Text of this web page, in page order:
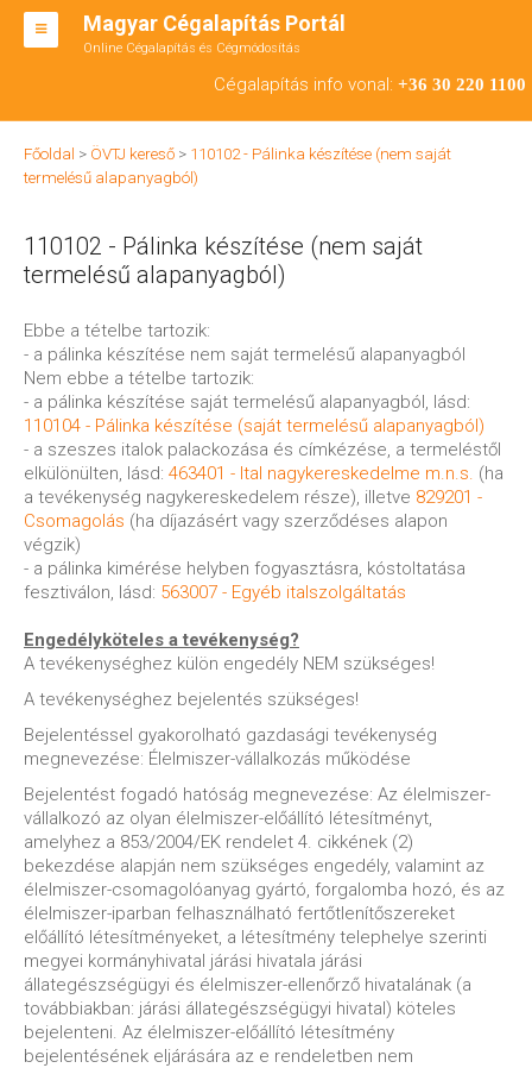
Magyar Cégalapítás Portál
Online Cégalapítás és Cégmódosítás
Cégalapítás info vonal: +36 30 220 1100
BT ALAPÍTÁS
RT ALAPÍTÁS
ÁTALAKULÁS
ENGEDÉLYKÖTELES
KAPCSOLAT
IRODÁK
Főoldal > ÖVTJ kereső > 110102 - Pálinka készítése (nem saját
termelésű alapanyagból)
110102 - Pálinka készítése (nem saját
termelésű alapanyagból)
Ebbe a tételbe tartozik:
- a pálinka készítése nem saját termelésű alapanyagból
Nem ebbe a tételbe tartozik:
- a pálinka készítése saját termelésű alapanyagból, lásd:
110104 - Pálinka készítése (saját termelésű alapanyagból)
- a szeszes italok palackozása és címkézése, a termeléstől
elkülönülten, lásd: 463401 - Ital nagykereskedelme m.n.s. (ha
a tevékenység nagykereskedelem része), illetve 829201 -
Csomagolás (ha díjazásért vagy szerződéses alapon
végzik)
- a pálinka kimérése helyben fogyasztásra, kóstoltatása
fesztiválon, lásd: 563007 - Egyéb italszolgáltatás
Engedélyköteles a tevékenység?
A tevékenységhez külön engedély NEM szükséges!
A tevékenységhez bejelentés szükséges!
Bejelentéssel gyakorolható gazdasági tevékenység
megnevezése: Élelmiszer-vállalkozás működése
Bejelentést fogadó hatóság megnevezése: Az élelmiszer-
vállalkozó az olyan élelmiszer-előállító létesítményt,
amelyhez a 853/2004/EK rendelet 4. cikkének (2)
bekezdése alapján nem szükséges engedély, valamint az
élelmiszer-csomagolóanyag gyártó, forgalomba hozó, és az
élelmiszer-iparban felhasználható fertőtlenítőszereket
előállító létesítményeket, a létesítmény telephelye szerinti
megyei kormányhivatal járási hivatala járási
állategészségügyi és élelmiszer-ellenőrző hivatalának (a
továbbiakban: járási állategészségügyi hivatal) köteles
bejelenteni. Az élelmiszer-előállító létesítmény
bejelentésének eljárására az e rendeletben nem